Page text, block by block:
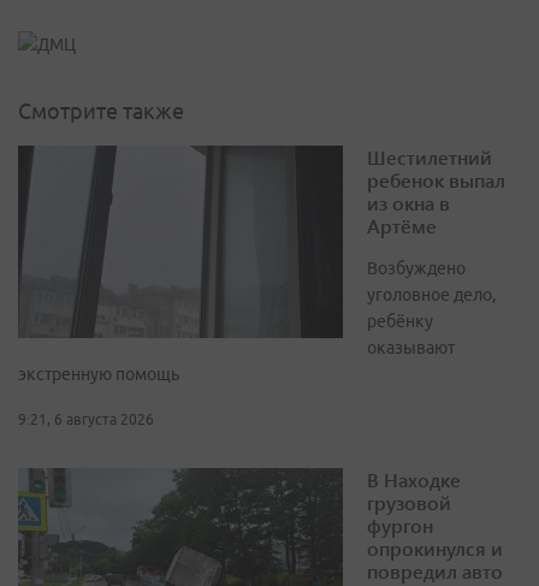
Смотрите также
Шестилетний
ребенок выпал
из окна в
Артёме
Возбуждено
уголовное дело,
ребёнку
оказывают
экстренную помощь
9:21, 6 августа 2026
В Находке
грузовой
фургон
опрокинулся и
повредил авто